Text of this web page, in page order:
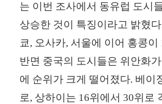
는 이번 조사에서 동유럽 도시
상승한 것이 특징이라고 밝혔
쿄, 오사카, 서울에 이어 홍콩
반면 중국의 도시들은 위안화
에 순위가 크게 떨어졌다. 베이
로, 상하이는 16위에서 30위로